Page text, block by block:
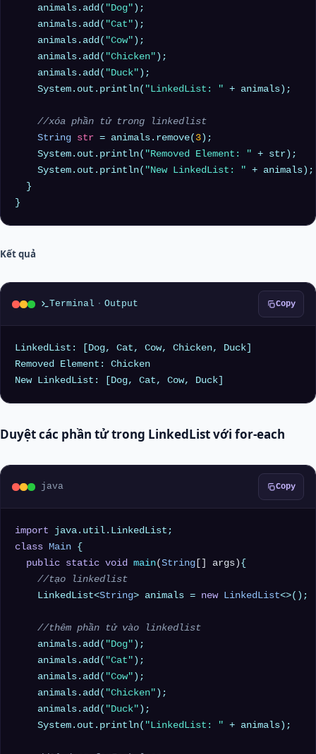
    animals.add(
"Dog" );
    animals.add(
"Cat" );
    animals.add(
"Cow" );
    animals.add(
"Chicken" );
    animals.add(
"Duck" );
    System.out.println(
"LinkedList: " + animals);
//xóa phần tử trong linkedlist
String str = animals.remove( 3 );
    System.out.println(
"Removed Element: " + str);
    System.out.println(
"New LinkedList: " + animals);
  }
Kết quả
Terminal · Output Copy
LinkedList: [Dog, Cat, Cow, Chicken, Duck]
Removed Element: Chicken
Duyệt các phần tử trong LinkedList với for-each
java Copy
import
class Main {
public static void main( String [] args) {
//tạo linkedlist
    LinkedList<
String> animals = new LinkedList<>();
//thêm phần tử vào linkedlist
    animals.add(
"Dog" );
    animals.add(
"Cat" );
    animals.add(
"Cow" );
    animals.add(
"Chicken" );
    animals.add(
"Duck" );
    System.out.println(
"LinkedList: " + animals);